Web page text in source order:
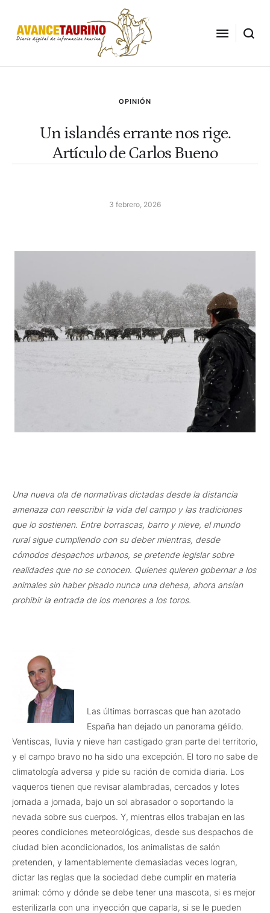
OPINIÓN
Un islandés errante nos rige.
Artículo de Carlos Bueno
3 febrero, 2026
Una nueva ola de normativas dictadas desde la distancia
amenaza con reescribir la vida del campo y las tradiciones
que lo sostienen. Entre borrascas, barro y nieve, el mundo
rural sigue cumpliendo con su deber mientras, desde
cómodos despachos urbanos, se pretende legislar sobre
realidades que no se conocen. Quienes quieren gobernar a los
animales sin haber pisado nunca una dehesa, ahora ansían
prohibir la entrada de los menores a los toros.
Las últimas borrascas que han azotado
España han dejado un panorama gélido.
Ventiscas, lluvia y nieve han castigado gran parte del territorio,
y el campo bravo no ha sido una excepción. El toro no sabe de
climatología adversa y pide su ración de comida diaria. Los
vaqueros tienen que revisar alambradas, cercados y lotes
jornada a jornada, bajo un sol abrasador o soportando la
nevada sobre sus cuerpos. Y, mientras ellos trabajan en las
peores condiciones meteorológicas, desde sus despachos de
ciudad bien acondicionados, los animalistas de salón
pretenden, y lamentablemente demasiadas veces logran,
dictar las reglas que la sociedad debe cumplir en materia
animal: cómo y dónde se debe tener una mascota, si es mejor
esterilizarla con una inyección que caparla, si se le pueden